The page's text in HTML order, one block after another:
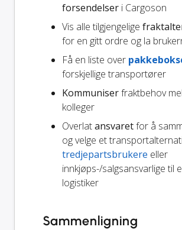
forsendelser i Cargoson
Vis alle tilgjengelige
for en gitt ordre og la
Få en liste over
forskjellige transportører
Kommuniserfraktbehov
kolleger
Overlatansvaretfor å
og velge et
tredjepartsbrukere eller
innkjøps-/salgsansvarlige til
logistiker
Sammenligning